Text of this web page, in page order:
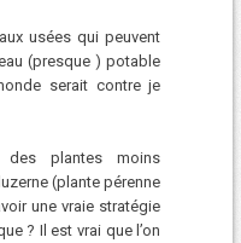
usées qui peuvent
(presque ) potable
serait contre je
des plantes moins
(plante pérenne
une vraie stratégie
? Il est vrai que l’on